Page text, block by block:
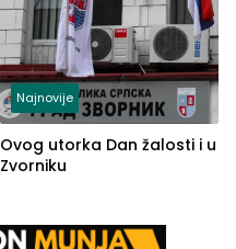
Najnovije
Ovog utorka Dan žalosti i u
Zvorniku